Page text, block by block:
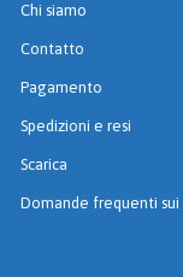
Chi siamo
Contatto
Pagamento
Spedizioni e resi
Scarica
Domande frequenti